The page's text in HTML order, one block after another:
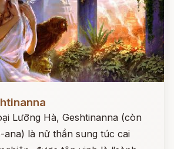
Lưỡng Hà, Geshtinanna (còn
ana) là nữ thần sung túc cai